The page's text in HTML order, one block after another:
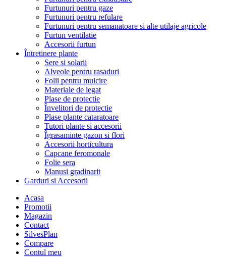
Furtunuri pentru gaze
Furtunuri pentru refulare
Furtunuri pentru semanatoare si alte utilaje agricole
Furtun ventilatie
Accesorii furtun
Întretinere plante
Sere si solarii
Alveole pentru rasaduri
Folii pentru mulcire
Materiale de legat
Plase de protectie
Învelitori de protectie
Plase plante cataratoare
Tutori plante si accesorii
Îgrasaminte gazon si flori
Accesorii horticultura
Capcane feromonale
Folie sera
Manusi gradinarit
Garduri si Accesorii
Acasa
Promotii
Magazin
Contact
SilvesPlan
Compare
Contul meu